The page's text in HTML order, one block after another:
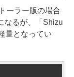
ーラー版の場合
なるが、「Shizu
量となってい